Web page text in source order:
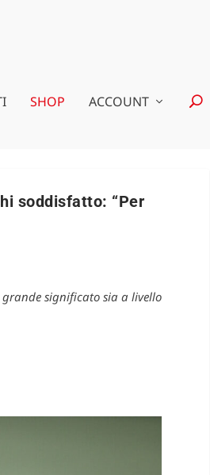
SHOP ACCOUNT
soddisfatto: “Per
significato sia a livello